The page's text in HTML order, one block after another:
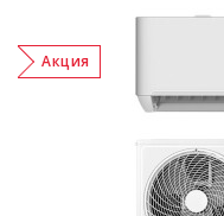
Акция